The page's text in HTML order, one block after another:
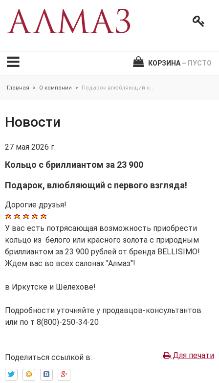
КОРЗИНА – ПУСТО
Главная > О компании > Подарок влюбляющий с...
Новости
27 мая 2026 г.
Кольцо с бриллиантом за 23 900
Подарок, влюбляющий с первого взгляда!
Дорогие друзья!
У вас есть потрясающая возможность приобрести
кольцо из белого или красного золота с природным
бриллиантом за 23 900 рублей от бренда BELLISIMO!
Ждем вас во всех салонах "Алмаз"!
в Иркутске и Шелехове!
Подробности уточняйте у продавцов-консультантов
или по т 8(800)-250-34-20
Поделиться ссылкой в: Для печати